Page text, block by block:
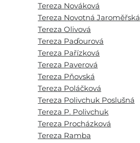
Tereza Nováková
Tereza Novotná Jaroměřská
Tereza Olivová
Tereza Paďourová
Tereza Pařízková
Tereza Paverová
Tereza Pňovská
Tereza Poláčková
Tereza Polivchuk Poslušná
Tereza P. Polivchuk
Tereza Procházková
Tereza Ramba